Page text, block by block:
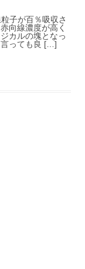
子が百％吸収さ
向線濃度が高く
カルの塊となっ
言っても良 […]